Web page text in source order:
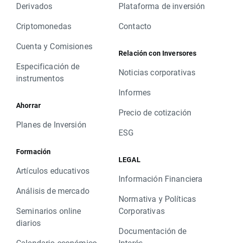
Derivados
Criptomonedas
Cuenta y Comisiones
Especificación de
instrumentos
Ahorrar
Planes de Inversión
Formación
Artículos educativos
Análisis de mercado
Seminarios online
diarios
Plataforma de inversión
Contacto
Relación con Inversores
Noticias corporativas
Informes
Precio de cotización
ESG
LEGAL
Información Financiera
Normativa y Políticas
Corporativas
Documentación de